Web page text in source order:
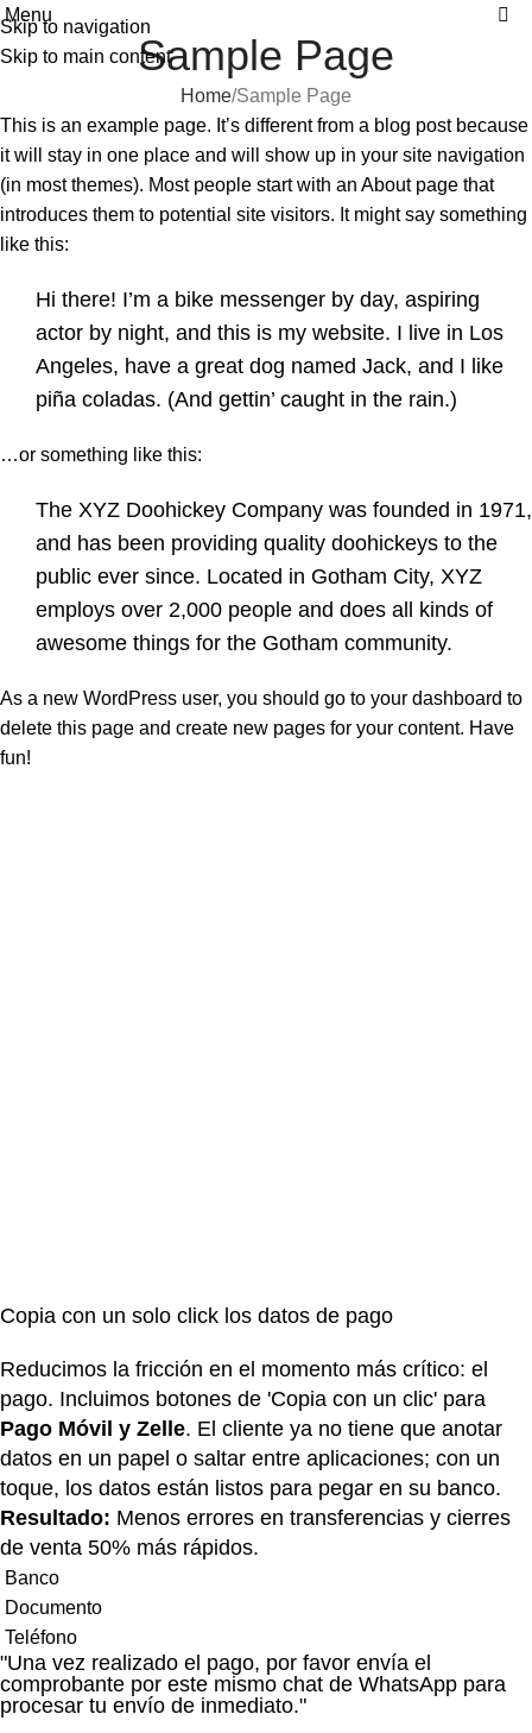
Skip to navigation
Skip to main content
Menu
Sample Page
Home Sample Page
This is an example page. It’s different from a blog post because
it will stay in one place and will show up in your site navigation
(in most themes). Most people start with an About page that
introduces them to potential site visitors. It might say something
like this:
Hi there! I’m a bike messenger by day, aspiring
actor by night, and this is my website. I live in Los
Angeles, have a great dog named Jack, and I like
piña coladas. (And gettin’ caught in the rain.)
…or something like this:
The XYZ Doohickey Company was founded in 1971,
and has been providing quality doohickeys to the
public ever since. Located in Gotham City, XYZ
employs over 2,000 people and does all kinds of
awesome things for the Gotham community.
As a new WordPress user, you should go to your dashboard to
delete this page and create new pages for your content. Have
fun!
Copia con un solo click los datos de pago
Reducimos la fricción en el momento más crítico: el
pago. Incluimos botones de 'Copia con un clic' para
Pago Móvil y Zelle. El cliente ya no tiene que anotar
datos en un papel o saltar entre aplicaciones; con un
toque, los datos están listos para pegar en su banco.
Resultado: Menos errores en transferencias y cierres
de venta 50% más rápidos.
Banco
Documento
Teléfono
"Una vez realizado el pago, por favor envía el
comprobante por este mismo chat de WhatsApp para
procesar tu envío de inmediato."